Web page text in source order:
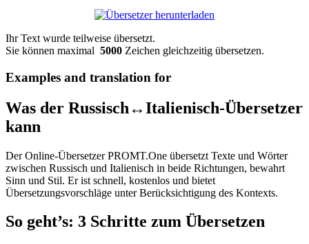
Ihr Text wurde teilweise übersetzt.
Sie können maximal 5000 Zeichen gleichzeitig übersetzen.
Examples and translation for
Was der Russisch↔Italienisch-Übersetzer
kann
Der Online-Übersetzer PROMT.One übersetzt Texte und Wörter
zwischen Russisch und Italienisch in beide Richtungen, bewahrt
Sinn und Stil. Er ist schnell, kostenlos und bietet
Übersetzungsvorschläge unter Berücksichtigung des Kontexts.
So geht’s: 3 Schritte zum Übersetzen